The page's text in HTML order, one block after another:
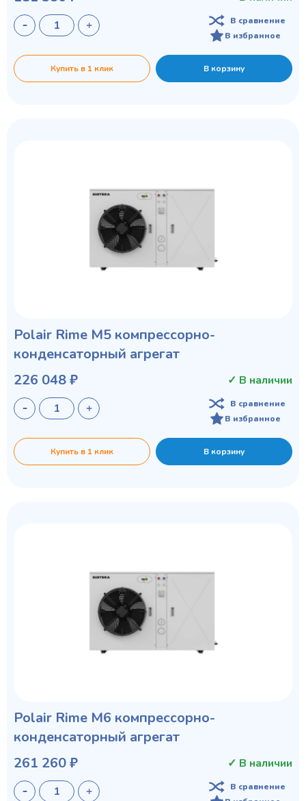
В сравнение
В избранное
Купить в 1 клик В корзину
Polair Rime M5 компрессорно-
конденсаторный агрегат
226 048 ₽
✓ В наличии
В сравнение
В избранное
Купить в 1 клик В корзину
Polair Rime M6 компрессорно-
конденсаторный агрегат
261 260 ₽
✓ В наличии
В сравнение